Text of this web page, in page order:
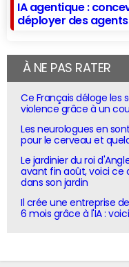
IA agentique :
déployer des
À NE PAS RATER
Ce Français déloge les
violence grâce à un
Les neurologues en
pour le cerveau et
Le jardinier du roi
avant fin août, voici ce
dans son jardin
Il crée une entreprise
6 mois grâce à l'IA :